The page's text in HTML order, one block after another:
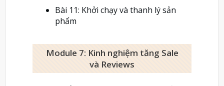
Bài 11: Khởi chạy và thanh lý sản
phẩm
Module 7: Kinh nghiệm tăng Sale
và Reviews